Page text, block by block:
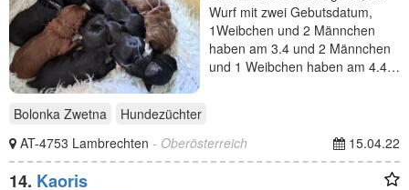
Wurf mit zwei Gebutsdatum,
1Weibchen und 2 Männchen
haben am 3.4 und 2 Männchen
und 1 Weibchen haben am 4.4…
Bolonka Zwetna
Hundezüchter
AT-4753 Lambrechten - Oberösterreich 15.04.22
14. Kaoris